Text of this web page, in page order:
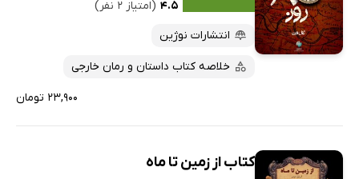
۴.۵ (امتیاز ۲ نفر)
انتشارات نوژین
خلاصه کتاب داستان و رمان خارجی
۲۳,۹۰۰ تومان
کتاب از زمین تا ماه